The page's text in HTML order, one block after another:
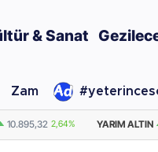
& Sanat
Zam
21.790,64 2,64% DOLAR